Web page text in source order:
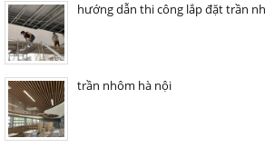
hướng dẫn thi công lắp đặt trần
trần nhôm hà nội